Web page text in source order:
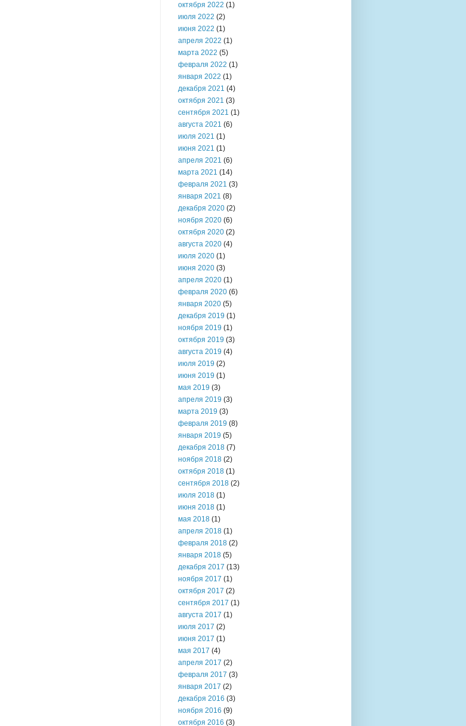
октября 2022 (1)
июля 2022 (2)
июня 2022 (1)
апреля 2022 (1)
марта 2022 (5)
февраля 2022 (1)
января 2022 (1)
декабря 2021 (4)
октября 2021 (3)
сентября 2021 (1)
августа 2021 (6)
июля 2021 (1)
июня 2021 (1)
апреля 2021 (6)
марта 2021 (14)
февраля 2021 (3)
января 2021 (8)
декабря 2020 (2)
ноября 2020 (6)
октября 2020 (2)
августа 2020 (4)
июля 2020 (1)
июня 2020 (3)
апреля 2020 (1)
февраля 2020 (6)
января 2020 (5)
декабря 2019 (1)
ноября 2019 (1)
октября 2019 (3)
августа 2019 (4)
июля 2019 (2)
июня 2019 (1)
мая 2019 (3)
апреля 2019 (3)
марта 2019 (3)
февраля 2019 (8)
января 2019 (5)
декабря 2018 (7)
ноября 2018 (2)
октября 2018 (1)
сентября 2018 (2)
июля 2018 (1)
июня 2018 (1)
мая 2018 (1)
апреля 2018 (1)
февраля 2018 (2)
января 2018 (5)
декабря 2017 (13)
ноября 2017 (1)
октября 2017 (2)
сентября 2017 (1)
августа 2017 (1)
июля 2017 (2)
июня 2017 (1)
мая 2017 (4)
апреля 2017 (2)
февраля 2017 (3)
января 2017 (2)
декабря 2016 (3)
ноября 2016 (9)
октября 2016 (3)